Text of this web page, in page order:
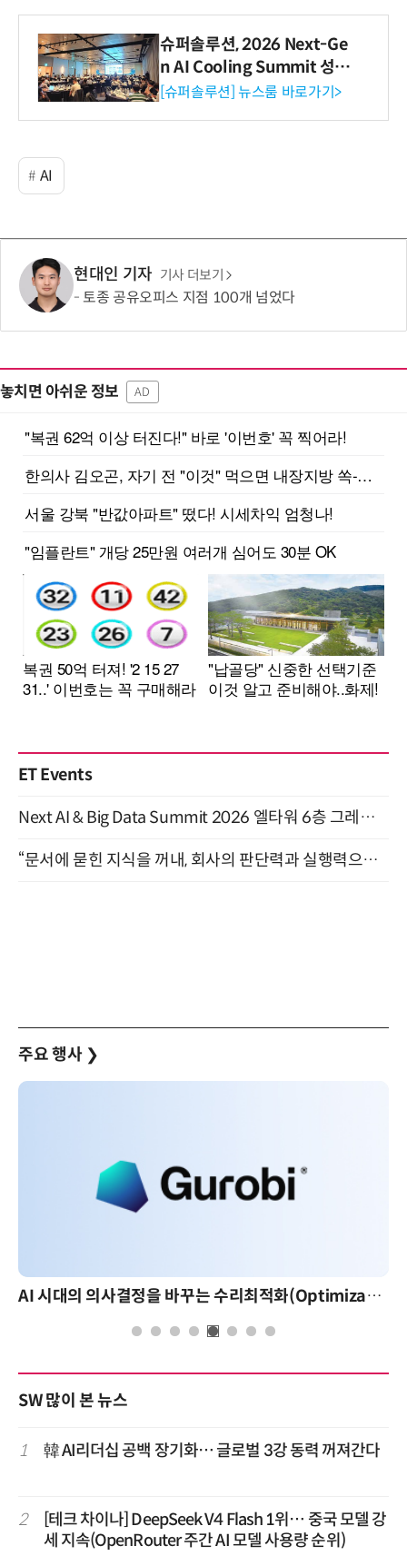
슈퍼솔루션, 2026 Next-Ge
n AI Cooling Summit 성황
리 성료
[슈퍼솔루션] 뉴스룸 바로가기>
AI
현대인 기자 기사 더보기
토종 공유오피스 지점 100개 넘었다
놓치면 아쉬운 정보 AD
ET Events
Next AI & Big Data Summit 2026 엘타워 6층 그레이스홀 개최 (9/18)
“문서에 묻힌 지식을 꺼내, 회사의 판단력과 실행력으로 바꾸다” (8/20)
주요 행사 ❯
AI 시대의 의사결정을 바꾸는 수리최적화(Optimization): 실제 산업 적용 사례와 활용 전략
SW 많이 본 뉴스
1 韓 AI리더십 공백 장기화… 글로벌 3강 동력 꺼져간다
2
[테크 차이나] DeepSeek V4 Flash 1위… 중국 모델 강
세 지속(OpenRouter 주간 AI 모델 사용량 순위)